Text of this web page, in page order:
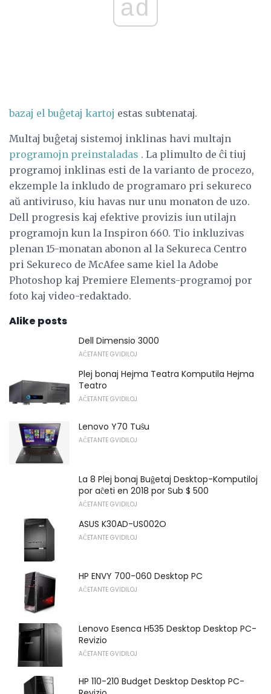
ad
bazaj el buĝetaj kartoj estas subtenataj.
Multaj buĝetaj sistemoj inklinas havi multajn
programojn preinstaladas . La plimulto de ĉi tiuj
programoj inklinas esti de la varianto de procezo,
ekzemple la inkludo de programaro pri sekureco
aŭ antiviruso, kiu havas nur unu monaton de uzo.
Dell progresis kaj efektive provizis iun utilajn
programojn kun la Inspiron 660. Tio inkluzivas
plenan 15-monatan abonon al la Sekureca Centro
pri Sekureco de McAfee same kiel la Adobe
Photoshop kaj Premiere Elements-programoj por
foto kaj video-redaktado.
Alike posts
Dell Dimensio 3000
AĈETANTE GVIDILOJ
Plej bonaj Hejma Teatra Komputila Hejma
Teatro
AĈETANTE GVIDILOJ
Lenovo Y70 Tuŝu
AĈETANTE GVIDILOJ
La 8 Plej bonaj Buĝetaj Desktop-Komputiloj
por aĉeti en 2018 por Sub $ 500
AĈETANTE GVIDILOJ
ASUS K30AD-US002O
AĈETANTE GVIDILOJ
HP ENVY 700-060 Desktop PC
AĈETANTE GVIDILOJ
Lenovo Esenca H535 Desktop Desktop PC-
Revizio
AĈETANTE GVIDILOJ
HP 110-210 Budget Desktop Desktop PC-